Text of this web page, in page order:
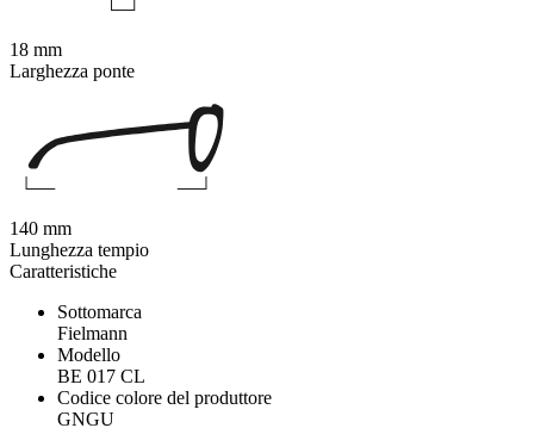
Caratteristiche
Sottomarca
Fielmann
Modello
BE 017 CL
Codice colore del produttore
GNGU
18 mm
Larghezza ponte
140 mm
Lunghezza tempio